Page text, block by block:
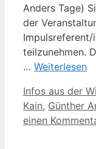
Anders Tage)
der
teilzunehmen.
… Weiterlesen
Kategorien
Infos aus der
Kain, Günther
einen